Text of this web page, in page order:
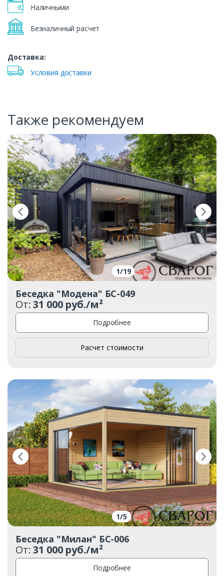
Наличными
Безналичный расчет
Доставка:
Условия доставки
Также рекомендуем
1/19
Беседка "Модена" БС-049
От:31 000 руб./м²
Подробнее
Расчет стоимости
1/5
Беседка "Милан" БС-006
От:31 000 руб./м²
Подробнее